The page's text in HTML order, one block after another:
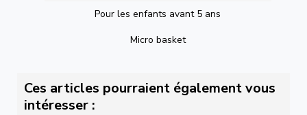
Pour les enfants avant 5 ans
Micro basket
Ces articles pourraient également vous
intéresser :